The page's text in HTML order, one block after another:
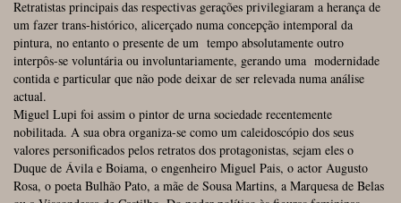
Retratistas principais das respectivas gerações privilegiaram a herança de
um fazer trans-histórico, alicerçado numa concepção intemporal da
pintura, no entanto o presente de um tempo absolutamente outro
interpôs-se voluntária ou involuntariamente, gerando uma modernidade
contida e particular que não pode deixar de ser relevada numa análise
actual.
Miguel Lupi foi assim o pintor de urna sociedade recentemente
nobilitada. A sua obra organiza-se como um caleidoscópio dos seus
valores personificados pelos retratos dos protagonistas, sejam eles o
Duque de Ávila e Boiama, o engenheiro Miguel Pais, o actor Augusto
Rosa, o poeta Bulhão Pato, a mãe de Sousa Martins, a Marquesa de Belas